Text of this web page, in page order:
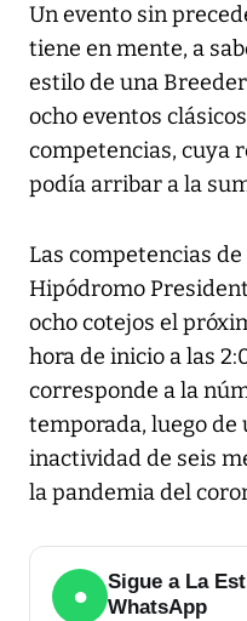
Un evento sin
tiene en mente, a
estilo de una
ocho eventos
competencias, cuya
podía arribar a la
Las competencias
Hipódromo
ocho cotejos el
hora de inicio a las
corresponde a la
temporada, luego de
inactividad de seis
la pandemia del
●
Sigue a La
WhatsApp